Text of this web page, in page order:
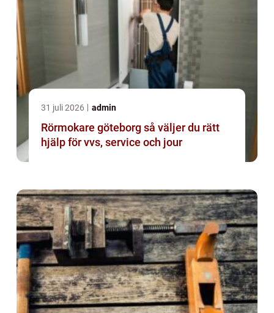
31 juli 2026 admin
Rörmokare göteborg så väljer du rätt
hjälp för vvs, service och jour